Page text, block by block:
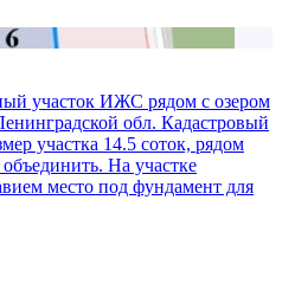
участок ИЖС рядом с озером
обл. Кадастровый
участка 14.5 соток, рядом
На участке
место под фундамент для